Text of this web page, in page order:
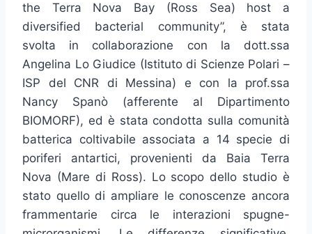
the Terra Nova Bay (Ross Sea) host a
diversified bacterial community”, è stata
svolta in collaborazione con la dott.ssa
Angelina Lo Giudice (Istituto di Scienze Polari –
ISP del CNR di Messina) e con la prof.ssa
Nancy Spanò (afferente al Dipartimento
BIOMORF), ed è stata condotta sulla comunità
batterica coltivabile associata a 14 specie di
poriferi antartici, provenienti da Baia Terra
Nova (Mare di Ross). Lo scopo dello studio è
stato quello di ampliare le conoscenze ancora
frammentarie circa le interazioni spugne-